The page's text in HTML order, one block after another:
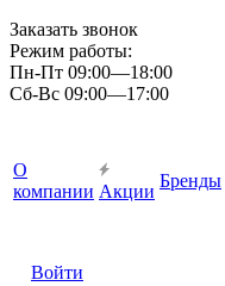
Заказать звонок
Режим работы:
Пн-Пт 09:00—18:00
Сб-Вс 09:00—17:00
О
компании Акции
Бренды
Войти